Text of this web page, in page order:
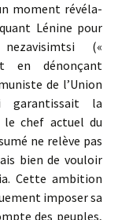
moment révéla-
Lénine pour
(«
en dénonçant
de l’Union
garantissait la
le chef actuel du
ne relève pas
bien de vouloir
Cette ambition
imposer sa
des peuples,